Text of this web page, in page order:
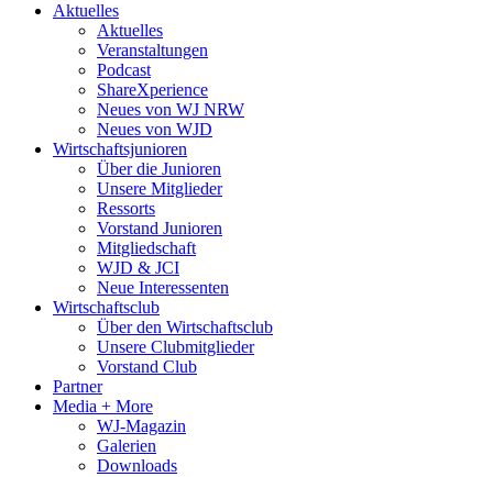
Aktuelles
Aktuelles
Veranstaltungen
Podcast
ShareXperience
Neues von WJ NRW
Neues von WJD
Wirtschaftsjunioren
Über die Junioren
Unsere Mitglieder
Ressorts
Vorstand Junioren
Mitgliedschaft
WJD & JCI
Neue Interessenten
Wirtschaftsclub
Über den Wirtschaftsclub
Unsere Clubmitglieder
Vorstand Club
Partner
Media + More
WJ-Magazin
Galerien
Downloads